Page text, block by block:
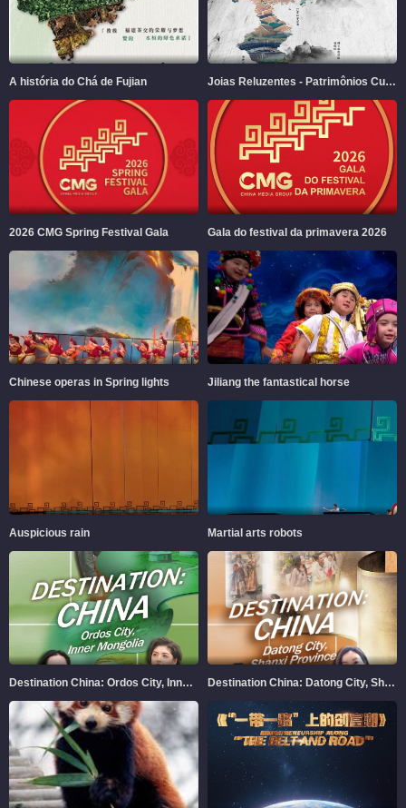
A história do Chá de Fujian Joias Reluzentes - Patrimônios Culturais e Naturais em Fujian
2026 CMG Spring Festival Gala Gala do festival da primavera 2026
Chinese operas in Spring lights Jiliang the fantastical horse
Auspicious rain Martial arts robots
Destination China: Ordos City, Inner Mongolia Destination China: Datong City, Shanxi Province